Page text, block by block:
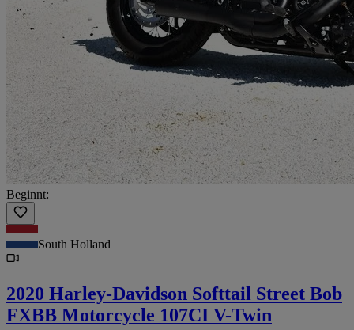
Beginnt:
South Holland
2020 Harley-Davidson Softtail Street Bob
FXBB Motorcycle 107CI V-Twin